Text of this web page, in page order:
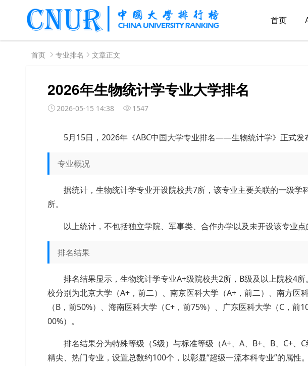
首页
首页 专业排名 文章正文
2026年生物统计学专业大学排名
2026-05-15 14:38 1547
5月15日， 2026年《ABC中国大学专业排名——生物统计学》正式发
专业概况
据统计，生物统计学专业开设院校共7所，该专业主要关联的一级学
所。
以上统计，不包括独立学院、军事类、合作办学以及未开设该专业点
排名结果
排名结果显示，生物统计学专业A+级院校共2所，B级及以上院校4
校分别为北京大学（A+，前二）、南京医科大学（A+，前二）、南方医
（B，前50%）、海南医科大学（C+，前75%）、广东医科大学（C，前
00%）。
排名结果分为特殊等级（S级）与标准等级（A+、A、B+、B、C+、
精尖、热门专业，设置总数约100个，以彰显“超级一流本科专业”的属性。